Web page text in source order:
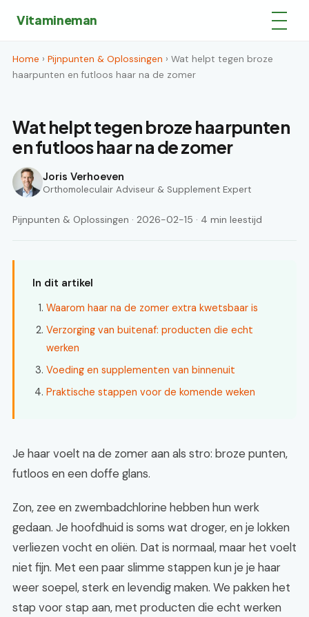
Vitamineman
Home › Pijnpunten & Oplossingen › Wat helpt tegen broze
haarpunten en futloos haar na de zomer
Wat helpt tegen broze haarpunten
en futloos haar na de zomer
Joris Verhoeven
Orthomoleculair Adviseur & Supplement Expert
Pijnpunten & Oplossingen · 2026-02-15 · 4 min leestijd
In dit artikel
Waarom haar na de zomer extra kwetsbaar is
Verzorging van buitenaf: producten die echt
werken
Voeding en supplementen van binnenuit
Praktische stappen voor de komende weken
Je haar voelt na de zomer aan als stro: broze punten,
futloos en een doffe glans.
Zon, zee en zwembadchlorine hebben hun werk
gedaan. Je hoofdhuid is soms wat droger, en je lokken
verliezen vocht en oliën. Dat is normaal, maar het voelt
niet fijn. Met een paar slimme stappen kun je je haar
weer soepel, sterk en levendig maken. We pakken het
stap voor stap aan, met producten die echt werken